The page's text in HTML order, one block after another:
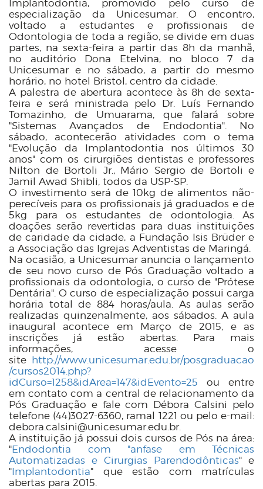
Implantodontia, promovido pelo curso de
especialização da Unicesumar. O encontro,
voltado a estudantes e profissionais de
Odontologia de toda a região, se divide em duas
partes, na sexta-feira a partir das 8h da manhã,
no auditório Dona Etelvina, no bloco 7 da
Unicesumar e no sábado, a partir do mesmo
horário, no hotel Bristol, centro da cidade.
A palestra de abertura acontece às 8h de sexta-
feira e será ministrada pelo Dr. Luís Fernando
Tomazinho, de Umuarama, que falará sobre
"Sistemas Avançados de Endodontia". No
sábado, acontecerão atividades com o tema
"Evolução da Implantodontia nos últimos 30
anos" com os cirurgiões dentistas e professores
Nilton de Bortoli Jr., Mário Sergio de Bortoli e
Jamil Awad Shibli, todos da USP-SP.
O investimento será de 10kg de alimentos não-
perecíveis para os profissionais já graduados e de
5kg para os estudantes de odontologia. As
doações serão revertidas para duas instituições
de caridade da cidade, a Fundação Isis Brüder e
a Associação das Igrejas Adventistas de Maringá.
Na ocasião, a Unicesumar anuncia o lançamento
de seu novo curso de Pós Graduação voltado a
profissionais da odontologia, o curso de "Prótese
Dentária".O curso de especialização possui carga
horária total de 884 horas/aula. As aulas serão
realizadas quinzenalmente, aos sábados. A aula
inaugural acontece em Março de 2015, e as
inscrições já estão abertas. Para mais
informações, acesse o
site http://www.unicesumar.edu.br/posgraduacao
/cursos2014.php?
idCurso=1258&idArea=147&idEvento=25 ou entre
em contato com a central de relacionamento da
Pós Graduação e fale com Débora Calsini pelo
telefone (44)3027-6360, ramal 1221 ou pelo e-mail:
debora.calsini@unicesumar.edu.br.
A instituição já possui dois cursos de Pós na área:
"Endodontia com "anfase em Técnicas
Automatizadas e Cirurgias Parendodônticas" e
"Implantodontia" que estão com matrículas
abertas para 2015.